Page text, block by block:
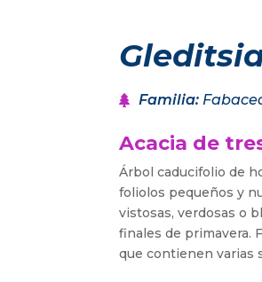
Familia:
Acacia de
Árbol caducifolio de
foliolos pequeños y
vistosas, verdosas o
finales de primavera.
que contienen varias